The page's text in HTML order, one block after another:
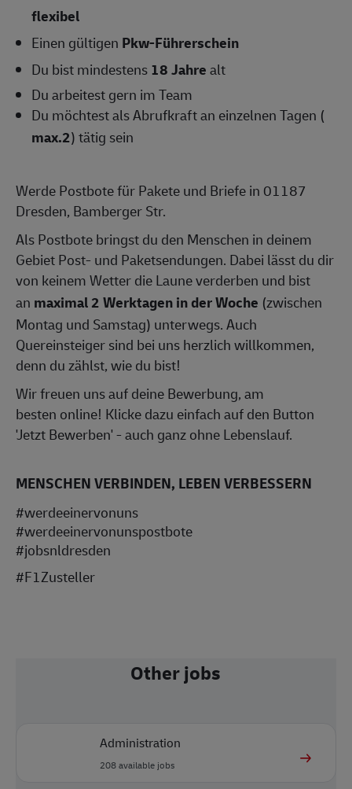
flexibel
Einen gültigen Pkw-Führerschein
Du bist mindestens 18 Jahrealt
Du arbeitest gern im Team
Du möchtest als Abrufkraft an einzelnen Tagen (
max.2) tätig sein
Werde Postbote für Pakete und Briefe in 01187
Dresden, Bamberger Str.
Als Postbote bringst du den Menschen in deinem
Gebiet Post- und Paketsendungen. Dabei lässt du dir
von keinem Wetter die Laune verderben und bist
an maximal 2 Werktagen in der Woche (zwischen
Montag und Samstag) unterwegs. Auch
Quereinsteiger sind bei uns herzlich willkommen,
denn du zählst, wie du bist!
Wir freuen uns auf deine Bewerbung, am
besten online! Klicke dazu einfach auf den Button
'Jetzt Bewerben' - auch ganz ohne Lebenslauf.
MENSCHEN VERBINDEN, LEBEN VERBESSERN
#werdeeinervonuns
#werdeeinervonunspostbote
#jobsnldresden
#F1Zusteller
Other jobs
Administration
208available jobs